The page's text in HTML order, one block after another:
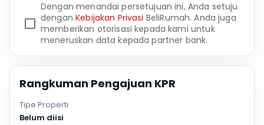
Dengan menandai persetujuan ini, Anda setuju
denganKebijakan Privasi BeliRumah. Anda juga
memberikan otorisasi kepada kami untuk
meneruskan data kepada partner bank.
Rangkuman Pengajuan KPR
Tipe Properti
Belum diisi